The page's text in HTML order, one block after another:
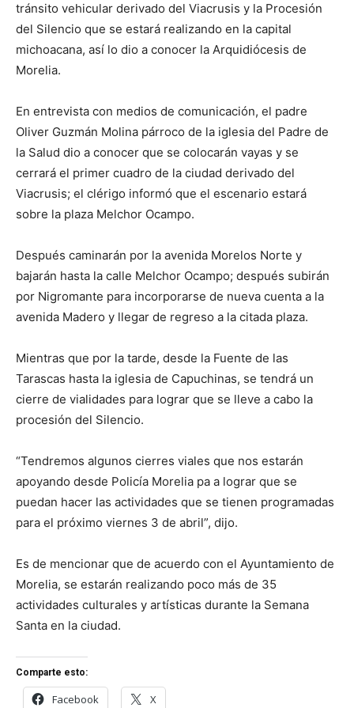
tránsito vehicular derivado del Viacrusis y la Procesión
del Silencio que se estará realizando en la capital
michoacana, así lo dio a conocer la Arquidiócesis de
Morelia.
En entrevista con medios de comunicación, el padre
Oliver Guzmán Molina párroco de la iglesia del Padre de
la Salud dio a conocer que se colocarán vayas y se
cerrará el primer cuadro de la ciudad derivado del
Viacrusis; el clérigo informó que el escenario estará
sobre la plaza Melchor Ocampo.
Después caminarán por la avenida Morelos Norte y
bajarán hasta la calle Melchor Ocampo; después subirán
por Nigromante para incorporarse de nueva cuenta a la
avenida Madero y llegar de regreso a la citada plaza.
Mientras que por la tarde, desde la Fuente de las
Tarascas hasta la iglesia de Capuchinas, se tendrá un
cierre de vialidades para lograr que se lleve a cabo la
procesión del Silencio.
“Tendremos algunos cierres viales que nos estarán
apoyando desde Policía Morelia pa a lograr que se
puedan hacer las actividades que se tienen programadas
para el próximo viernes 3 de abril”, dijo.
Es de mencionar que de acuerdo con el Ayuntamiento de
Morelia, se estarán realizando poco más de 35
actividades culturales y artísticas durante la Semana
Santa en la ciudad.
Comparte esto:
Facebook X